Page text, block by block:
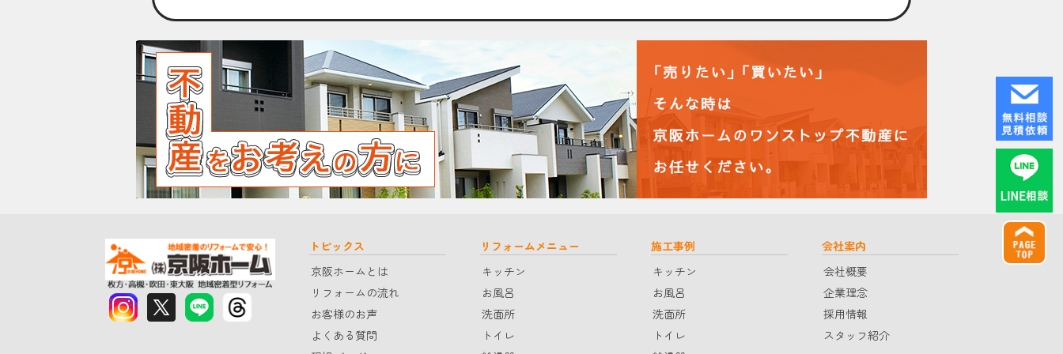
トピックス
京阪ホームとは
リフォームの流れ
お客様のお声
よくある質問
リフォームメニュー
キッチン
お風呂
洗面所
トイレ
施工事例
キッチン
お風呂
洗面所
トイレ
会社案内
会社概要
企業理念
採用情報
スタッフ紹介